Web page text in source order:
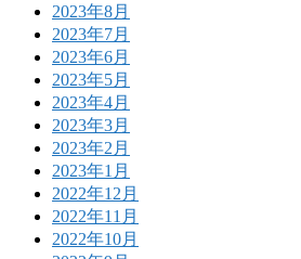
2023年8月
2023年7月
2023年6月
2023年5月
2023年4月
2023年3月
2023年2月
2023年1月
2022年12月
2022年11月
2022年10月